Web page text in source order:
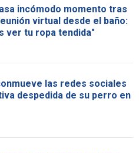
incómodo momento tras
virtual desde el baño:
ver tu ropa tendida"
las redes sociales
despedida de su perro en